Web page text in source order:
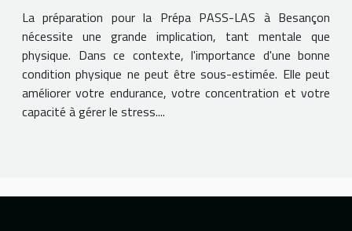
La préparation pour la Prépa PASS-LAS à Besançon
nécessite une grande implication, tant mentale que
physique. Dans ce contexte, l'importance d'une bonne
condition physique ne peut être sous-estimée. Elle peut
améliorer votre endurance, votre concentration et votre
capacité à gérer le stress....